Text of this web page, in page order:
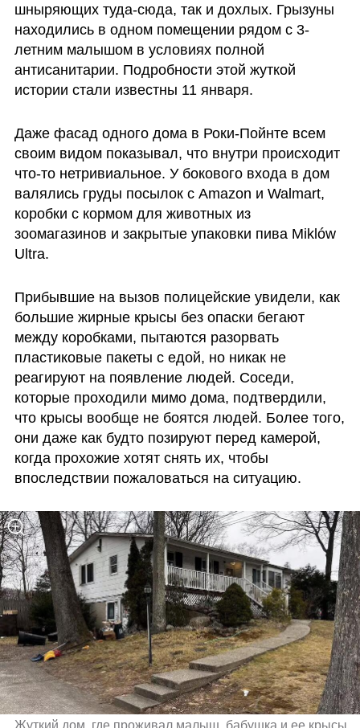
шныряющих туда-сюда, так и дохлых. Грызуны
находились в одном помещении рядом с 3-
летним малышом в условиях полной
антисанитарии. Подробности этой жуткой
истории стали известны 11 января.
Даже фасад одного дома в Роки-Пойнте всем
своим видом показывал, что внутри происходит
что-то нетривиальное. У бокового входа в дом
валялись груды посылок с Amazon и Walmart,
коробки с кормом для животных из
зоомагазинов и закрытые упаковки пива Miklów
Ultra.
Прибывшие на вызов полицейские увидели, как
большие жирные крысы без опаски бегают
между коробками, пытаются разорвать
пластиковые пакеты с едой, но никак не
реагируют на появление людей. Соседи,
которые проходили мимо дома, подтвердили,
что крысы вообще не боятся людей. Более того,
они даже как будто позируют перед камерой,
когда прохожие хотят снять их, чтобы
впоследствии пожаловаться на ситуацию.